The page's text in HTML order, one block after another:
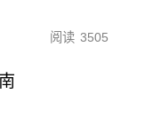
阅读 3505